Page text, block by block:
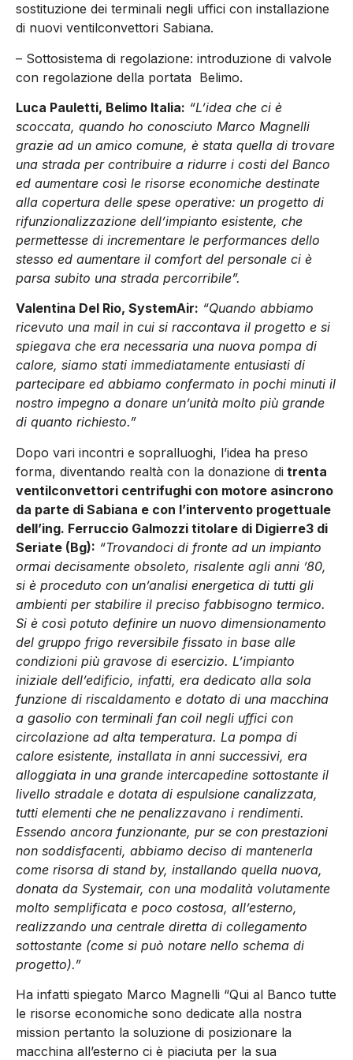
sostituzione dei terminali negli uffici con installazione
di nuovi ventilconvettori Sabiana.
– Sottosistema di regolazione: introduzione di valvole
con regolazione della portata Belimo.
Luca Pauletti, Belimo Italia: “L’idea che ci è
scoccata, quando ho conosciuto Marco Magnelli
grazie ad un amico comune, è stata quella di trovare
una strada per contribuire a ridurre i costi del Banco
ed aumentare così le risorse economiche destinate
alla copertura delle spese operative: un progetto di
rifunzionalizzazione dell’impianto esistente, che
permettesse di incrementare le performances dello
stesso ed aumentare il comfort del personale ci è
parsa subito una strada percorribile”.
Valentina Del Rio, SystemAir: “Quando abbiamo
ricevuto una mail in cui si raccontava il progetto e si
spiegava che era necessaria una nuova pompa di
calore, siamo stati immediatamente entusiasti di
partecipare ed abbiamo confermato in pochi minuti il
nostro impegno a donare un’unità molto più grande
di quanto richiesto.”
Dopo vari incontri e sopralluoghi, l’idea ha preso
forma, diventando realtà con la donazione di trenta
ventilconvettori centrifughi con motore asincrono
da parte di Sabiana e con l’intervento progettuale
dell’ing. Ferruccio Galmozzi titolare di Digierre3 di
Seriate (Bg): “Trovandoci di fronte ad un impianto
ormai decisamente obsoleto, risalente agli anni ’80,
si è proceduto con un’analisi energetica di tutti gli
ambienti per stabilire il preciso fabbisogno termico.
Si è così potuto definire un nuovo dimensionamento
del gruppo frigo reversibile fissato in base alle
condizioni più gravose di esercizio. L’impianto
iniziale dell’edificio, infatti, era dedicato alla sola
funzione di riscaldamento e dotato di una macchina
a gasolio con terminali fan coil negli uffici con
circolazione ad alta temperatura. La pompa di
calore esistente, installata in anni successivi, era
alloggiata in una grande intercapedine sottostante il
livello stradale e dotata di espulsione canalizzata,
tutti elementi che ne penalizzavano i rendimenti.
Essendo ancora funzionante, pur se con prestazioni
non soddisfacenti, abbiamo deciso di mantenerla
come risorsa di stand by, installando quella nuova,
donata da Systemair, con una modalità volutamente
molto semplificata e poco costosa, all’esterno,
realizzando una centrale diretta di collegamento
sottostante (come si può notare nello schema di
progetto).”
Ha infatti spiegato Marco Magnelli “Qui al Banco tutte
le risorse economiche sono dedicate alla nostra
mission pertanto la soluzione di posizionare la
macchina all’esterno ci è piaciuta per la sua